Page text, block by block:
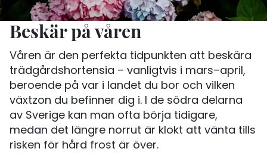
Beskär på våren
Våren är den perfekta tidpunkten att beskära
trädgårdshortensia – vanligtvis i mars–april,
beroende på var i landet du bor och vilken
växtzon du befinner dig i. I de södra delarna
av Sverige kan man ofta börja tidigare,
medan det längre norrut är klokt att vänta tills
risken för hård frost är över.